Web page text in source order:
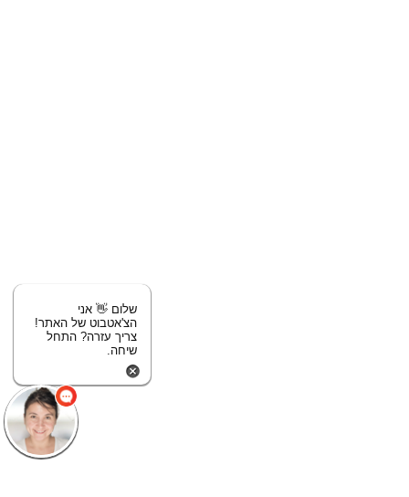
שלום 👋 אני
הצ'אטבוט של האתר!
צריך עזרה? התחל
שיחה.